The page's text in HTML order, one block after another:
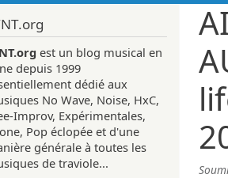
est un blog musical en
depuis 1999
dédié aux
No Wave, Noise, HxC,
Improv, Expérimentales,
Pop éclopée et d'une
générale à toutes les
de traviole...